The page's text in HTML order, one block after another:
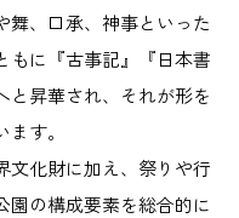
舞、口承、神事といった
もに『古事記』『日本書
と昇華され、それが形を
す。
文化財に加え、祭りや行
園の構成要素を総合的に